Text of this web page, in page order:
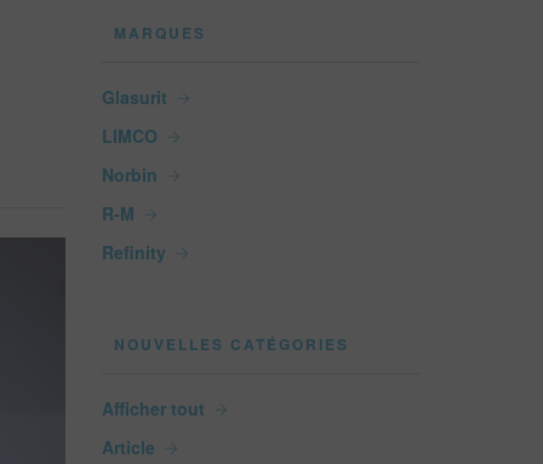
MARQUES
Glasurit
LIMCO
Norbin
R-M
Refinity
NOUVELLES CATÉGORIES
Afficher tout
Article